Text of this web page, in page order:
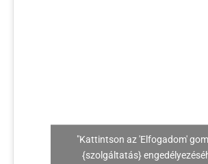
"Kattintson az 'Elfogadom'
{szolgáltatás}